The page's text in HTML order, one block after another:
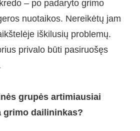
– po padaryto grimo
nuotaikos. Nereikėtų jam
iškilusių problemų.
privalo būti pasiruošęs
grupės artimiausiai
grimo dailininkas?